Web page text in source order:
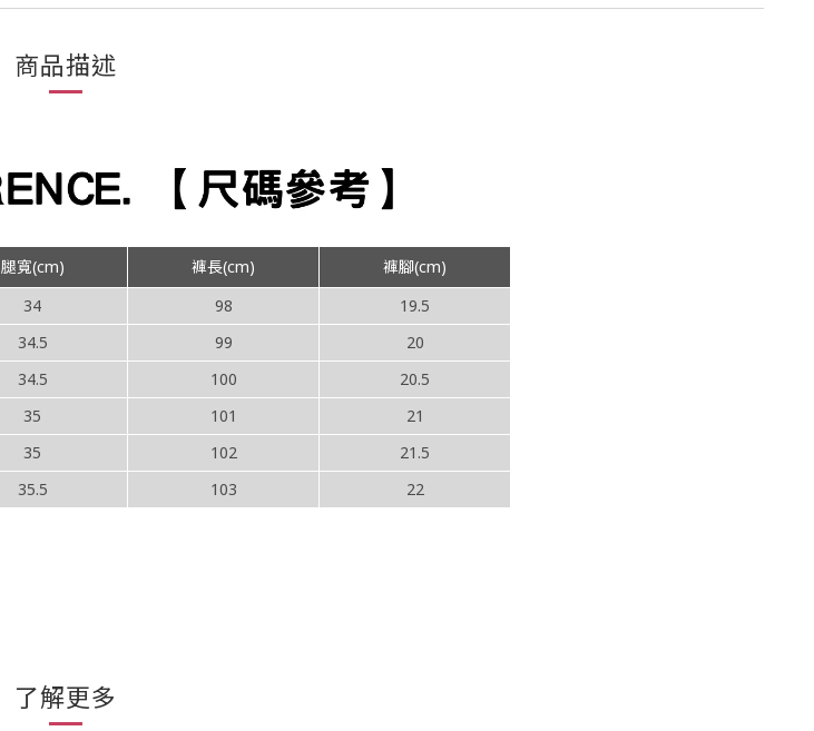
商品描述
腿寬(cm) 褲長(cm)
褲腳(cm)
34 98
19.5
34.5 99
20
34.5 100
20.5
35 101
21
35 102
21.5
35.5 103 22
了解更多